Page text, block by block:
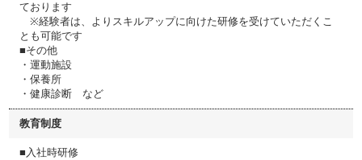
ております
※経験者は、よりスキルアップに向けた研修を受けていただくこ
とも可能です
■その他
・運動施設
・保養所
・健康診断 など
教育制度
■入社時研修